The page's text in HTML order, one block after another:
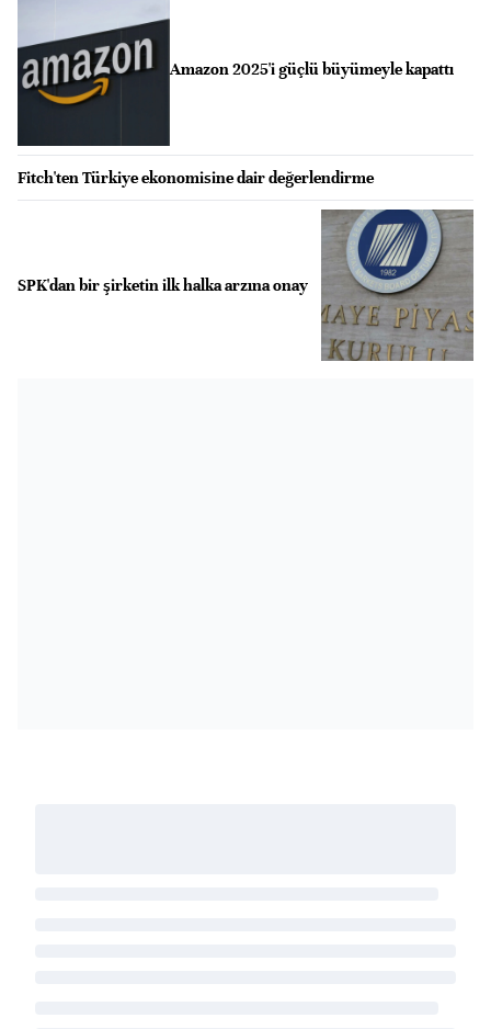
Amazon 2025'i güçlü büyümeyle kapattı
Fitch'ten Türkiye ekonomisine dair değerlendirme
SPK'dan bir şirketin ilk halka arzına onay